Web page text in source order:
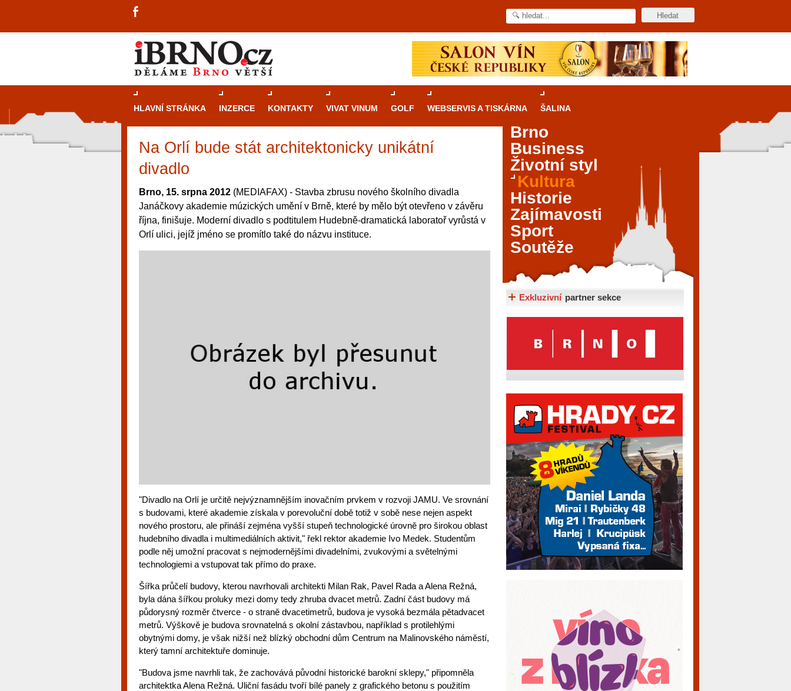
HLAVNÍ STRÁNKA INZERCE KONTAKTY VIVAT VINUM GOLF WEBSERVIS A TISKÁRNA ŠALINA
Na Orlí bude stát architektonicky unikátní
divadlo
Brno, 15. srpna 2012 (MEDIAFAX) - Stavba zbrusu nového školního divadla
Janáčkovy akademie múzických umění v Brně, které by mělo být otevřeno v závěru
října, finišuje. Moderní divadlo s podtitulem Hudebně-dramatická laboratoř vyrůstá v
Orlí ulici, jejíž jméno se promítlo také do názvu instituce.
"Divadlo na Orlí je určitě nejvýznamnějším inovačním prvkem v rozvoji JAMU. Ve srovnání
s budovami, které akademie získala v porevoluční době totiž v sobě nese nejen aspekt
nového prostoru, ale přináší zejména vyšší stupeň technologické úrovně pro širokou oblast
hudebního divadla i multimediálních aktivit," řekl rektor akademie Ivo Medek. Studentům
podle něj umožní pracovat s nejmodernějšími divadelními, zvukovými a světelnými
technologiemi a vstupovat tak přímo do praxe.
Šířka průčelí budovy, kterou navrhovali architekti Milan Rak, Pavel Rada a Alena Režná,
byla dána šířkou proluky mezi domy tedy zhruba dvacet metrů. Zadní část budovy má
půdorysný rozměr čtverce - o straně dvacetimetrů, budova je vysoká bezmála pětadvacet
metrů. Výškově je budova srovnatelná s okolní zástavbou, například s protilehlými
obytnými domy, je však nižší než blízký obchodní dům Centrum na Malinovského náměstí,
který tamní architektuře dominuje.
"Budova jsme navrhli tak, že zachovává původní historické barokní sklepy," připomněla
architektka Alena Režná. Uliční fasádu tvoří bílé panely z grafického betonu s použitím
Průvodce kasinovými hrami v Brně: Od
Brno je městem známým pro zajímavé památky, skvělé
restaurace, divadla a univerzity. Mimo jiné je ale také
místem, kde si můžete legálně a bezpečně vyzkoušet
různé kasinové hry. V neustále kvetoucí moravské
metropoli naleznete širokou nabídku her od klasické
Brno
Business
Životní styl
Kultura
Historie
Zajímavosti
Sport
Soutěže
Exkluzivní partner sekce